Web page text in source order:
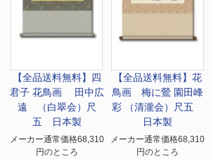
【全品送料無料】 四
君子 花鳥画 田中広
遠 （白翠会）尺
五 日本製
メーカー通常価格68,310
円のところ
【全品送料無料】 花
鳥画 梅に鶯 園田峰
彩 （清瀧会）尺五
日本製
メーカー通常価格68,310
円のところ